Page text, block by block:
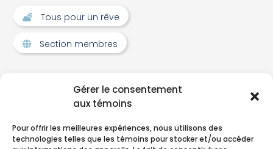
Gérer le consentement
aux témoins
Pour offrir les meilleures expériences, nous utilisons des
technologies telles que les témoins pour stocker et/ou accéder
Tous pour un rêve
Section membres
Team Viewer